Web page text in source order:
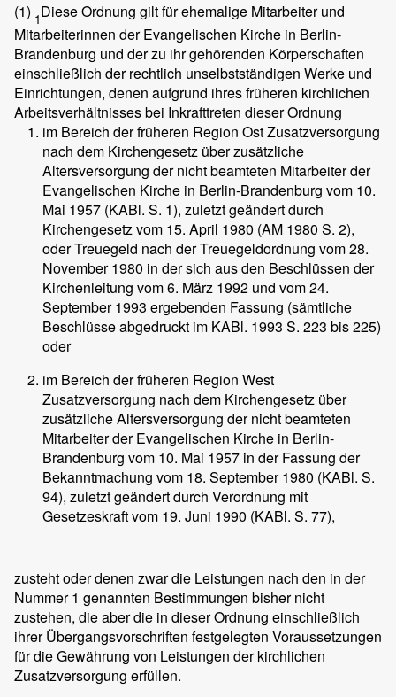
(1) 1Diese Ordnung gilt für ehemalige Mitarbeiter und
Mitarbeiterinnen der Evangelischen Kirche in Berlin-
Brandenburg und der zu ihr gehörenden Körperschaften
einschließlich der rechtlich unselbstständigen Werke und
Einrichtungen, denen aufgrund ihres früheren kirchlichen
Arbeitsverhältnisses bei Inkrafttreten dieser Ordnung
im Bereich der früheren Region Ost Zusatzversorgung
nach dem Kirchengesetz über zusätzliche
Altersversorgung der nicht beamteten Mitarbeiter der
Evangelischen Kirche in Berlin-Brandenburg vom 10.
Mai 1957 (KABl. S. 1), zuletzt geändert durch
Kirchengesetz vom 15. April 1980 (AM 1980 S. 2),
oder Treuegeld nach der Treuegeldordnung vom 28.
November 1980 in der sich aus den Beschlüssen der
Kirchenleitung vom 6. März 1992 und vom 24.
September 1993 ergebenden Fassung (sämtliche
Beschlüsse abgedruckt im KABl. 1993 S. 223 bis 225)
oder
im Bereich der früheren Region West
Zusatzversorgung nach dem Kirchengesetz über
zusätzliche Altersversorgung der nicht beamteten
Mitarbeiter der Evangelischen Kirche in Berlin-
Brandenburg vom 10. Mai 1957 in der Fassung der
Bekanntmachung vom 18. September 1980 (KABl. S.
94), zuletzt geändert durch Verordnung mit
Gesetzeskraft vom 19. Juni 1990 (KABl. S. 77),
zusteht oder denen zwar die Leistungen nach den in der
Nummer 1 genannten Bestimmungen bisher nicht
zustehen, die aber die in dieser Ordnung einschließlich
ihrer Übergangsvorschriften festgelegten Voraussetzungen
für die Gewährung von Leistungen der kirchlichen
Zusatzversorgung erfüllen.